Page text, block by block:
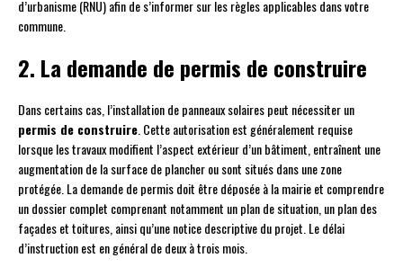
d’urbanisme (RNU) afin de s’informer sur les règles applicables dans votre
commune.
2. La demande de permis de construire
Dans certains cas, l’installation de panneaux solaires peut nécessiter un
permis de construire. Cette autorisation est généralement requise
lorsque les travaux modifient l’aspect extérieur d’un bâtiment, entraînent une
augmentation de la surface de plancher ou sont situés dans une zone
protégée. La demande de permis doit être déposée à la mairie et comprendre
un dossier complet comprenant notamment un plan de situation, un plan des
façades et toitures, ainsi qu’une notice descriptive du projet. Le délai
d’instruction est en général de deux à trois mois.